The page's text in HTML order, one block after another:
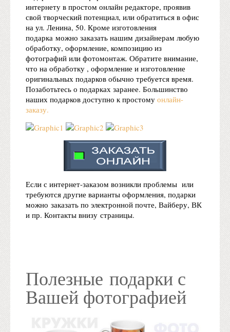
интернету в простом онлайн редакторе, проявив
свой творческий потенциал, или обратиться в офис
на ул. Ленина, 50. Кроме изготовления
подарка можно заказать нашим дизайнерам любую
обработку, оформление, композицию из
фотографий или фотомонтаж. Обратите внимание,
что на обработку , оформление и изготовление
оригинальных подарков обычно требуется время.
Позаботьтесь о подарках заранее. Большинство
наших подарков доступно к простому онлайн-
заказу.
Если с интернет-заказом возникли проблемы или
требуются другие варианты оформления, подарки
можно заказать по электронной почте, Вайберу, ВК
и пр. Контакты внизу страницы.
Полезные подарки с
Вашей фотографией